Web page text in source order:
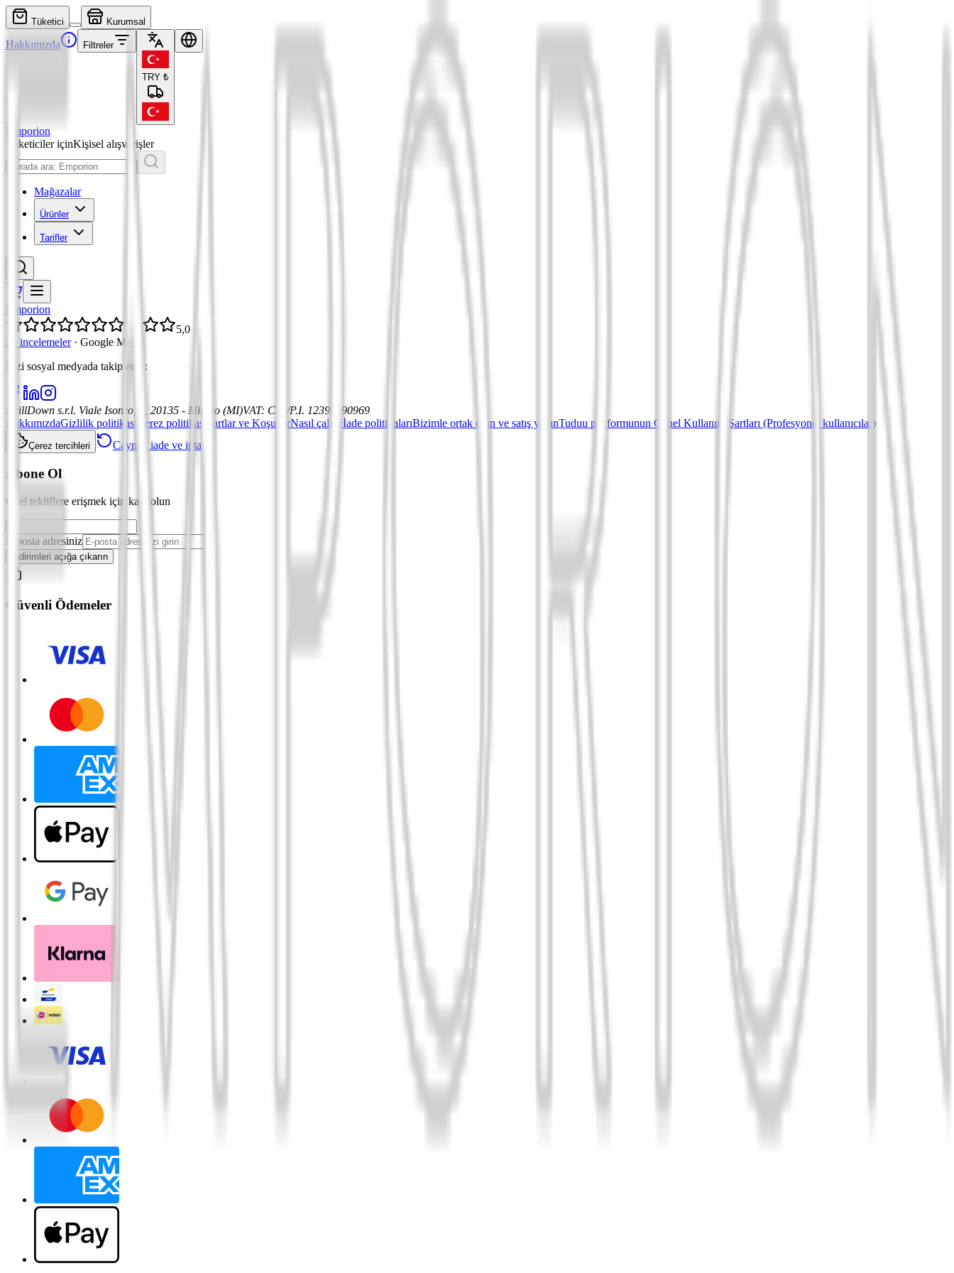
Tüketici Kurumsal
Hakkımızda Filtreler
TRY ₺
Emporion
Tüketiciler içinKişisel alışverişler
Mağazalar
Ürünler
Tarifler
Emporion
5,0
21 incelemeler · Google Maps
Bizi sosyal medyada takip edin :
DrillDown s.r.l. Viale Isonzo, 8, 20135 - Milano (MI)VAT: C.F./P.I. 12392590969
HakkımızdaGizlilik politikası Çerez politikası Şartlar ve KoşullarNasıl çalışırİade politikalarıBizimle ortak olun ve satış yapınTuduu platformunun Genel Kullanım Şartları (Profesyonel kullanıcılar)
Çerez tercihleri Cayma, iade ve iptal
Abone Ol
Özel tekliflere erişmek için kaydolun
E-posta adresiniz
İndirimleri açığa çıkarın
Güvenli Ödemeler